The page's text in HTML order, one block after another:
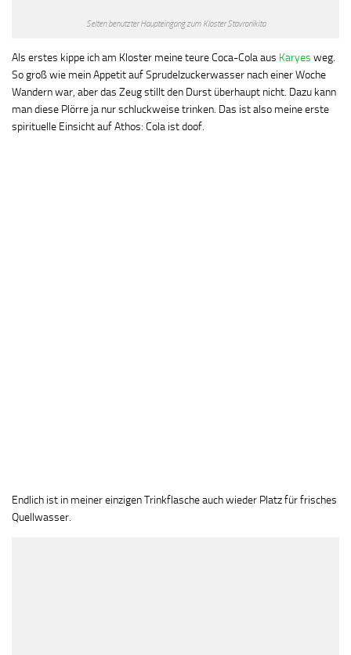
Selten benutzter Haupteingang zum Kloster Stavronikita
Als erstes kippe ich am Kloster meine teure Coca-Cola aus Karyes weg.
So groß wie mein Appetit auf Sprudelzuckerwasser nach einer Woche
Wandern war, aber das Zeug stillt den Durst überhaupt nicht. Dazu kann
man diese Plörre ja nur schluckweise trinken. Das ist also meine erste
spirituelle Einsicht auf Athos: Cola ist doof.
Endlich ist in meiner einzigen Trinkflasche auch wieder Platz für frisches
Quellwasser.